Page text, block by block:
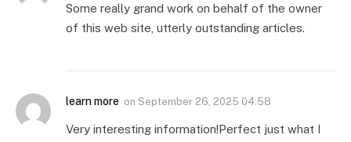
Some really grand work on behalf of the owner
of this web site, utterly outstanding articles.
learn more on September 26, 2025 04:58
Very interesting information!Perfect just what I